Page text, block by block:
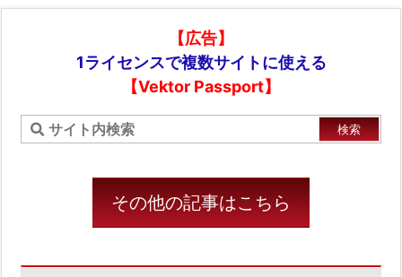
【広告】
1ライセンスで複数サイトに使える
【Vektor Passport】
その他の記事はこちら